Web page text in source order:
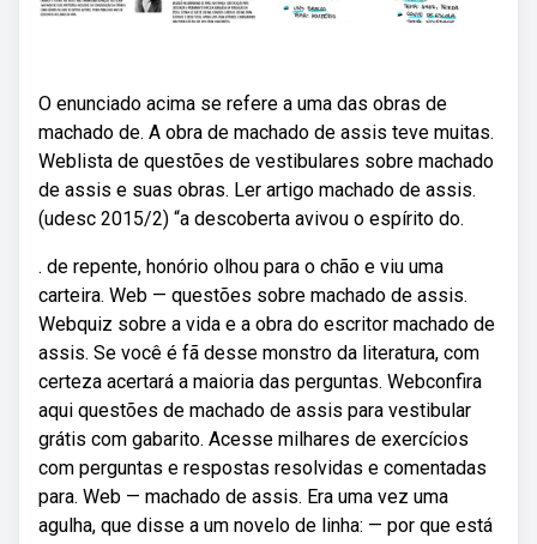
O enunciado acima se refere a uma das obras de
machado de. A obra de machado de assis teve muitas.
Weblista de questões de vestibulares sobre machado
de assis e suas obras. Ler artigo machado de assis.
(udesc 2015/2) “a descoberta avivou o espírito do.
. de repente, honório olhou para o chão e viu uma
carteira. Web — questões sobre machado de assis.
Webquiz sobre a vida e a obra do escritor machado de
assis. Se você é fã desse monstro da literatura, com
certeza acertará a maioria das perguntas. Webconfira
aqui questões de machado de assis para vestibular
grátis com gabarito. Acesse milhares de exercícios
com perguntas e respostas resolvidas e comentadas
para. Web — machado de assis. Era uma vez uma
agulha, que disse a um novelo de linha: — por que está